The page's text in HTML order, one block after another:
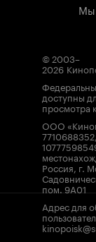
Мы
© 2003–
2026
доступны
просмотра
ООО
Россия, г.
пом. 9А01
Адрес для